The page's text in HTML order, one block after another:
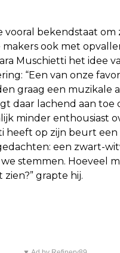
vooral bekendstaat om
ook met
Muschietti het idee
“Een van onze
graag een muzikale
daar lachend aan toe
minder enthousiast
heeft op zijn beurt een
een zwart-
we stemmen. Hoeveel
grapte hij.